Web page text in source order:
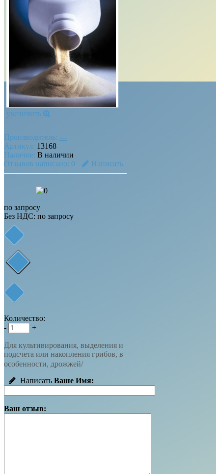
увеличить
Производитель: ---
Артикул: 13168
Наличие: В наличии
Отзывов написано: 0 Написать
по запросу
Без НДС: по запросу
Количество:
-
+
Для культивирования, выделения и
подсчета или накопления грибов, в
особенности, дрожжей/
Написать Ваше Имя:
Ваш отзыв: